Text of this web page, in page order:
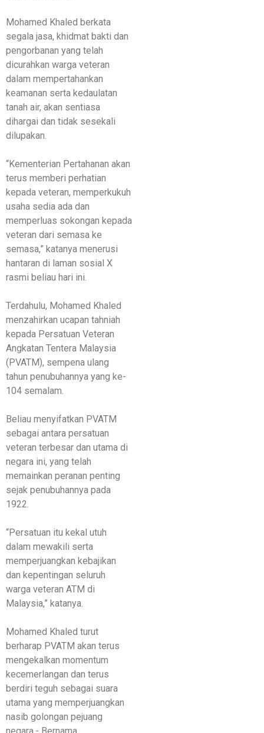
Mohamed Khaled berkata
segala jasa, khidmat bakti dan
pengorbanan yang telah
dicurahkan warga veteran
dalam mempertahankan
keamanan serta kedaulatan
tanah air, akan sentiasa
dihargai dan tidak sesekali
dilupakan.
“Kementerian Pertahanan akan
terus memberi perhatian
kepada veteran, memperkukuh
usaha sedia ada dan
memperluas sokongan kepada
veteran dari semasa ke
semasa,” katanya menerusi
hantaran di laman sosial X
rasmi beliau hari ini.
Terdahulu, Mohamed Khaled
menzahirkan ucapan tahniah
kepada Persatuan Veteran
Angkatan Tentera Malaysia
(PVATM), sempena ulang
tahun penubuhannya yang ke-
104 semalam.
Beliau menyifatkan PVATM
sebagai antara persatuan
veteran terbesar dan utama di
negara ini, yang telah
memainkan peranan penting
sejak penubuhannya pada
1922.
“Persatuan itu kekal utuh
dalam mewakili serta
memperjuangkan kebajikan
dan kepentingan seluruh
warga veteran ATM di
Malaysia,” katanya.
Mohamed Khaled turut
berharap PVATM akan terus
mengekalkan momentum
kecemerlangan dan terus
berdiri teguh sebagai suara
utama yang memperjuangkan
nasib golongan pejuang